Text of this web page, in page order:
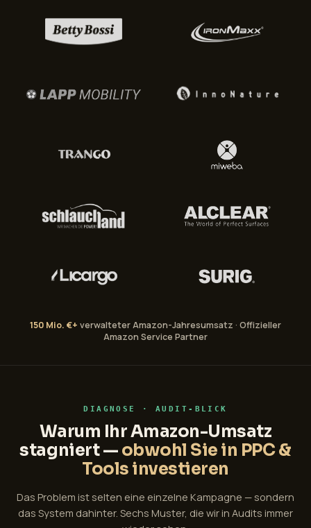
150 Mio. €+ verwalteter Amazon-Jahresumsatz · Offizieller
Amazon Service Partner
DIAGNOSE · AUDIT-BLICK
Warum Ihr Amazon-Umsatz
stagniert — obwohl Sie in PPC &
Tools investieren
Das Problem ist selten eine einzelne Kampagne — sondern
das System dahinter. Sechs Muster, die wir in Audits immer